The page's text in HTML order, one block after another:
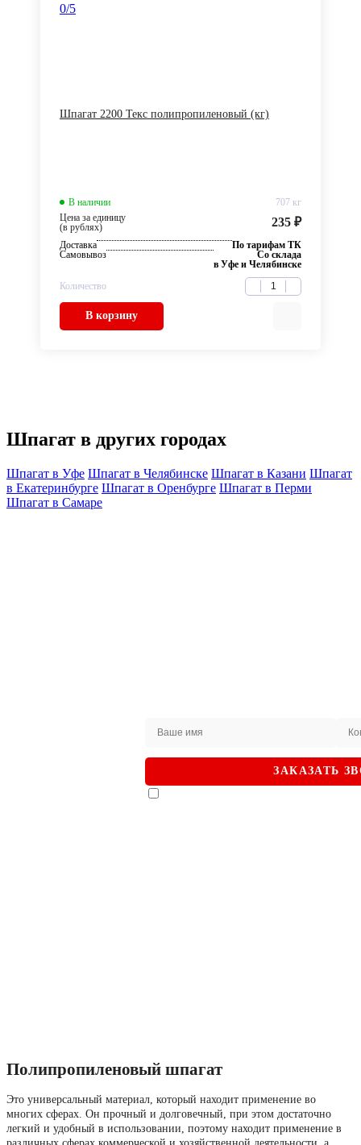
0/5
Шпагат 2200 Текс полипропиленовый (кг)
В наличии
707 кг
Цена за единицу
(в рублях)
235 ₽
Доставка
По тарифам ТК
Самовывоз
Со склада
в Уфе и Челябинске
Количество
В корзину
Шпагат в других городах
Шпагат в Уфе Шпагат в Челябинске Шпагат в Казани Шпагат
в Екатеринбурге Шпагат в Оренбурге Шпагат в Перми
Шпагат в Самаре
ЗАКАЗАТЬ
Полипропиленовый шпагат
Это универсальный материал, который находит применение во
многих сферах. Он прочный и долговечный, при этом достаточно
легкий и удобный в использовании, поэтому находит применение в